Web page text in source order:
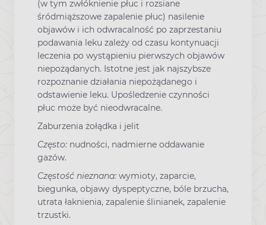
(w tym zwłóknienie płuc i rozsiane
śródmiąższowe zapalenie płuc) nasilenie
objawów i ich odwracalność po zaprzestaniu
podawania leku zależy od czasu kontynuacji
leczenia po wystąpieniu pierwszych objawów
niepożądanych. Istotne jest jak najszybsze
rozpoznanie działania niepożądanego i
odstawienie leku. Upośledzenie czynności
płuc może być nieodwracalne.
Zaburzenia żołądka i jelit
Często: nudności, nadmierne oddawanie
gazów.
Częstość nieznana: wymioty, zaparcie,
biegunka, objawy dyspeptyczne, bóle brzucha,
utrata łaknienia, zapalenie ślinianek, zapalenie
trzustki.